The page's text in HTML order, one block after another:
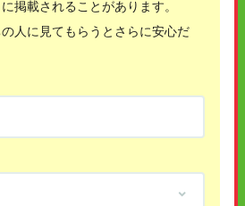
掲載されることがあります。
人に見てもらうとさらに安心だ